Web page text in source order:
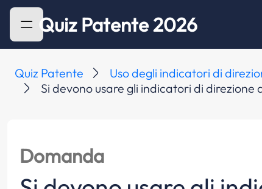
Quiz Patente 2026
Quiz Patente
Uso degli indicatori di
Si devono usare gli indicatori di
Domanda